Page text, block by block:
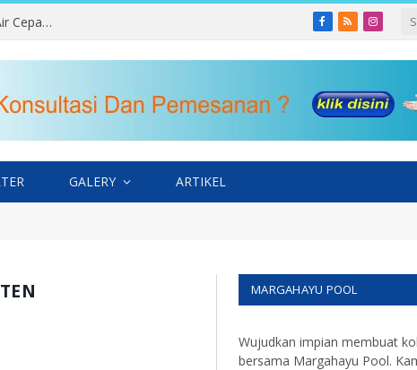
Kesalahan Memilih Lokasi Kolam Renang yang Membuat Air Cepat Kotor Facebook
RSS
GALERY ARTIKEL
MARGAHAYU POOL
Wujudkan impian membuat
bersama Margahayu Pool.